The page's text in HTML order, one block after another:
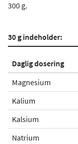
300 g.
30 g indeholder:
Daglig dosering
Magnesium
Kalium
Kalsium
Natrium